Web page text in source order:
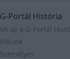
G-Portál História
Mi az a G-Portál
Rólunk
Személyes